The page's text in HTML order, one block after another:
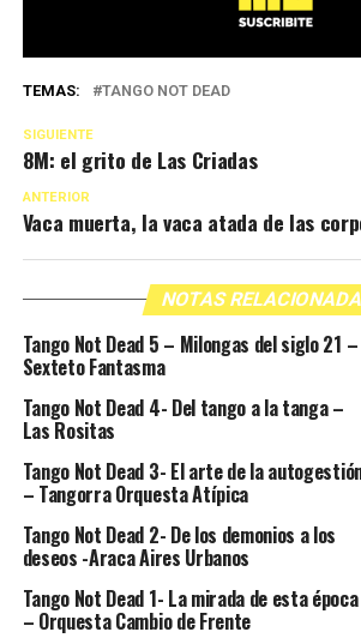
TEMAS: TANGO NOT DEAD
SIGUIENTE
8M: el grito de Las Criadas
ANTERIOR
Vaca muerta, la vaca atada de las
NOTAS
Tango Not Dead 5 – Milongas del siglo 21 –
Sexteto Fantasma
Tango Not Dead 4- Del tango a la tanga –
Las Rositas
Tango Not Dead 3- El arte de la
– Tangorra Orquesta Atípica
Tango Not Dead 2- De los demonios a los
deseos -Araca Aires Urbanos
Tango Not Dead 1- La mirada de esta época
– Orquesta Cambio de Frente